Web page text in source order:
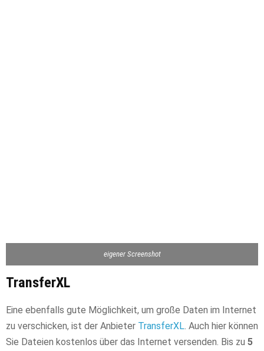
eigener Screenshot
TransferXL
Eine ebenfalls gute Möglichkeit, um große Daten im Internet
zu verschicken, ist der Anbieter TransferXL . Auch hier können
Sie Dateien kostenlos über das Internet versenden. Bis zu 5